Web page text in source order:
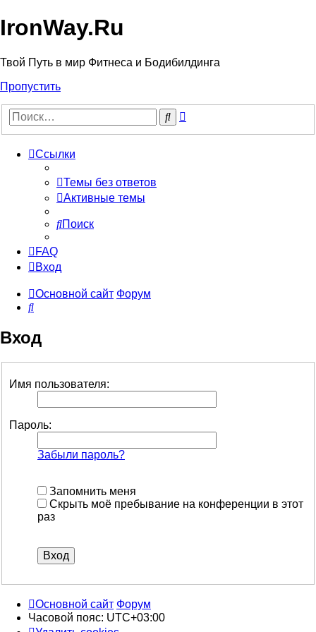
IronWay.Ru
Твой Путь в мир Фитнеса и Бодибилдинга
Пропустить
Поиск
Ссылки
Темы без ответов
Активные темы
Поиск
FAQ
Вход
Основной сайт Форум
Поиск
Вход
Имя пользователя:
Пароль:
Забыли пароль?
Запомнить меня
Скрыть моё пребывание на конференции в этот
раз
Основной сайт Форум
Часовой пояс: UTC+03:00